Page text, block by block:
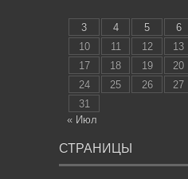
3
4 5 6
10
11 12 13
17
18 19 20
24
25 26 27
31
« Июл
СТРАНИЦЫ